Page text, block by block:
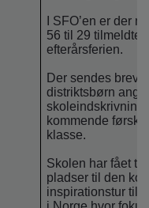
I SFO’en er der
56 til 29 tilmeldte
efterårsferien.
Der sendes brev
distriktsbørn
skoleindskrivning
kommende
klasse.
Skolen har fået
pladser til den
inspirationstur til